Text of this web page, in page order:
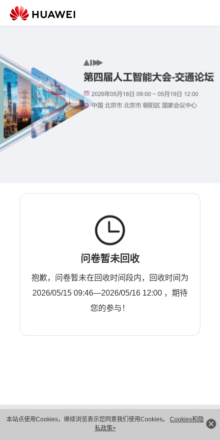
本站点使用Cookies，继续浏览表示您同意我们使用Cookies。 Cookies和隐
私政策>
问卷暂未回收
抱歉，问卷暂未在回收时间段内，回收时间为
2026/05/15 09:46—2026/05/16 12:00 ，期待
您的参与！
隐私保护
法律声明